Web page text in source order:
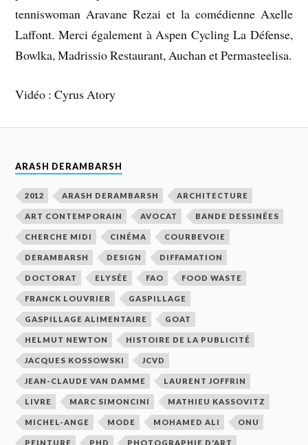
tenniswoman Aravane Rezai et la comédienne Axelle
Laffont. Merci également à Aspen Cycling La Défense,
Bowlka, Madrissio Restaurant, Auchan et Permasteelisa.
Vidéo : Cyrus Atory
ARASH DERAMBARSH
2012 ARASH DERAMBARSH ARCHITECTURE
ART CONTEMPORAIN AVOCAT BANDE DESSINÉES
CHERCHE MIDI CINÉMA COURBEVOIE
DERAMBARSH DESIGN DIFFAMATION
DOCTORAT ELYSÉE FAO FOOD WASTE
FRANCK LOUVRIER GASPILLAGE
GASPILLAGE ALIMENTAIRE GOAT
HELMUT NEWTON HISTOIRE DE LA PUBLICITÉ
JACQUES KOSSOWSKI JCVD
JEAN-CLAUDE VAN DAMME LAURENT JOFFRIN
LIVRE MARC SIMONCINI MATHIEU KASSOVITZ
MICHEL-ANGE MODE MOHAMED ALI ONU
PEINTURE PHD PHOTOGRAPHIE D'ART